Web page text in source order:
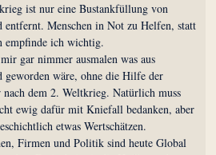
ist nur eine Bustankfüllung von
entfernt. Menschen in Not zu Helfen, statt
empfinde ich wichtig.
gar nimmer ausmalen was aus
geworden wäre, ohne die Hilfe der
dem 2. Weltkrieg. Natürlich muss
ewig dafür mit Kniefall bedanken, aber
etwas Wertschätzen.
Firmen und Politik sind heute Global